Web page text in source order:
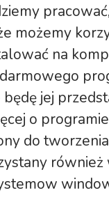
możemy
na
jej
o
do